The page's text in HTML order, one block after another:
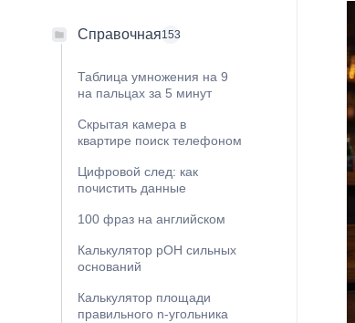
Справочная153
Таблица умножения на 9
на пальцах за 5 минут
Скрытая камера в
квартире поиск телефоном
Цифровой след: как
почистить данные
100 фраз на английском
Калькулятор pOH сильных
оснований
Калькулятор площади
правильного n-угольника